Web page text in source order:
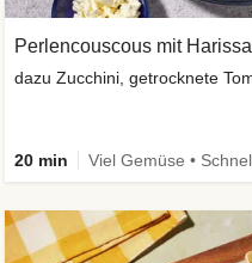
Perlencouscous mit
dazu Zucchini, getrocknete
20 min Viel Gemüse •